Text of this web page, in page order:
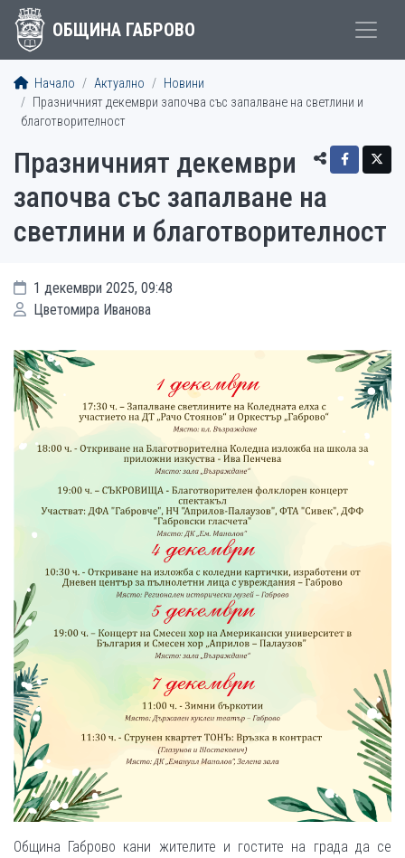
ОБЩИНА ГАБРОВО
Начало Актуално
Новини
Празничният декември започва със запалване на светлини и
благотворителност
Празничният декември
започва със запалване на
светлини и благотворителност
1 декември 2025, 09:48
Цветомира Иванова
Община Габрово кани жителите и гостите на града да се